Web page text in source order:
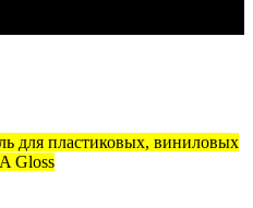
для пластиковых, виниловых
Gloss